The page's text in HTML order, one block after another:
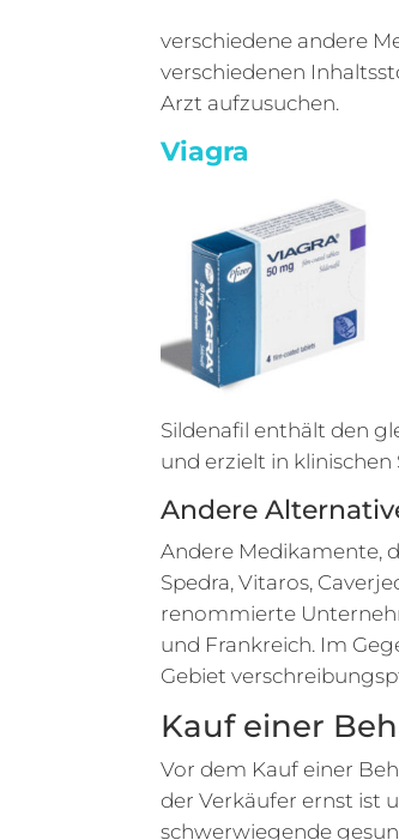
verschiedene andere
verschiedenen
Arzt aufzusuchen.
Viagra
Sildenafil enthält den
und erzielt in klinischen
Andere
Andere Medikamente,
Spedra, Vitaros,
renommierte
und Frankreich. Im
Gebiet
Kauf einer
Vor dem Kauf einer
der Verkäufer ernst ist
schwerwiegende